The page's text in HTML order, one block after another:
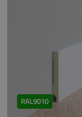
RAL9010